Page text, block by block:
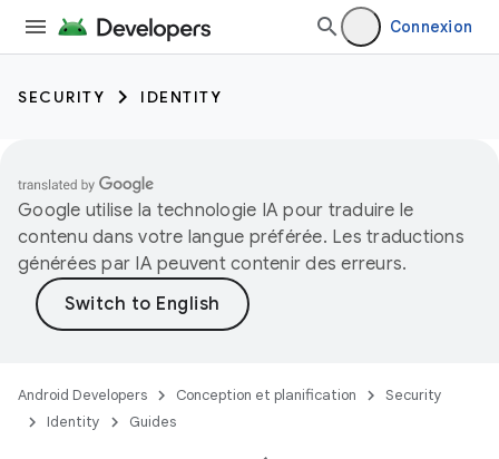
Connexion
SECURITY IDENTITY
Google utilise la technologie IA pour traduire le
contenu dans votre langue préférée. Les traductions
générées par IA peuvent contenir des erreurs.
Android Developers Conception et planification
Security
Identity
Guides